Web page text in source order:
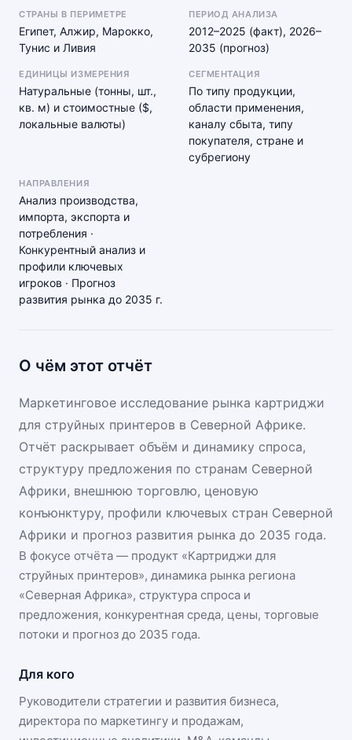
СТРАНЫ В ПЕРИМЕТРЕ
Египет, Алжир, Марокко,
Тунис и Ливия
ПЕРИОД АНАЛИЗА
2012–2025 (факт), 2026–
2035 (прогноз)
ЕДИНИЦЫ ИЗМЕРЕНИЯ
Натуральные (тонны, шт.,
кв. м) и стоимостные ($,
локальные валюты)
СЕГМЕНТАЦИЯ
По типу продукции,
области применения,
каналу сбыта, типу
покупателя, стране и
субрегиону
НАПРАВЛЕНИЯ
Анализ производства,
импорта, экспорта и
потребления ·
Конкурентный анализ и
профили ключевых
игроков · Прогноз
развития рынка до 2035 г.
О чём этот отчёт
Маркетинговое исследование рынка картриджи
для струйных принтеров в Северной Африке.
Отчёт раскрывает объём и динамику спроса,
структуру предложения по странам Северной
Африки, внешнюю торговлю, ценовую
конъюнктуру, профили ключевых стран Северной
Африки и прогноз развития рынка до 2035 года.
В фокусе отчёта — продукт «Картриджи для
струйных принтеров», динамика рынка региона
«Северная Африка», структура спроса и
предложения, конкурентная среда, цены, торговые
потоки и прогноз до 2035 года.
Для кого
Руководители стратегии и развития бизнеса,
директора по маркетингу и продажам,